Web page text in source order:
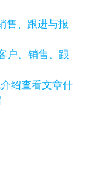
户、销售、跟
查看文章什